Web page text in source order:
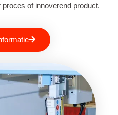
of innoverend product.